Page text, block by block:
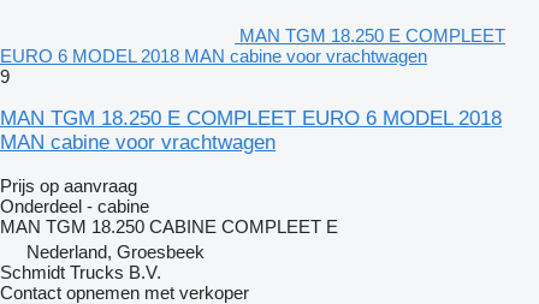
MAN TGM 18.250 E COMPLEET
EURO 6 MODEL 2018 MAN cabine voor vrachtwagen
9
MAN TGM 18.250 E COMPLEET EURO 6 MODEL 2018
MAN cabine voor vrachtwagen
Prijs op aanvraag
Onderdeel - cabine
MAN TGM 18.250 CABINE COMPLEET E
Nederland, Groesbeek
Schmidt Trucks B.V.
Contact opnemen met verkoper